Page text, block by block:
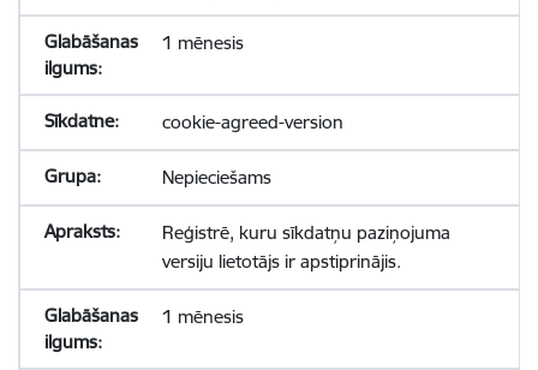
1 mēnesis
cookie-agreed-version
Nepieciešams
Reģistrē, kuru sīkdatņu paziņojuma
versiju lietotājs ir apstiprinājis.
1 mēnesis